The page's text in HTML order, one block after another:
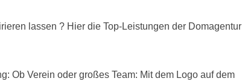
lassen ? Hier die Top-Leistungen der Domagentur
Ob Verein oder großes Team: Mit dem Logo auf dem